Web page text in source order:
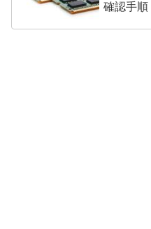
確認手順